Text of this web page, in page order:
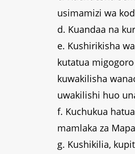
usimamizi wa
d. Kuandaa na
e. Kushirikisha
kutatua
kuwakilisha
uwakilishi huo
f. Kuchukua
mamlaka za
g. Kushikilia,